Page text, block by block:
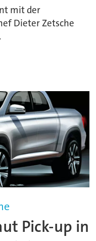
mit der
Dieter Zetsche
Pick-up in